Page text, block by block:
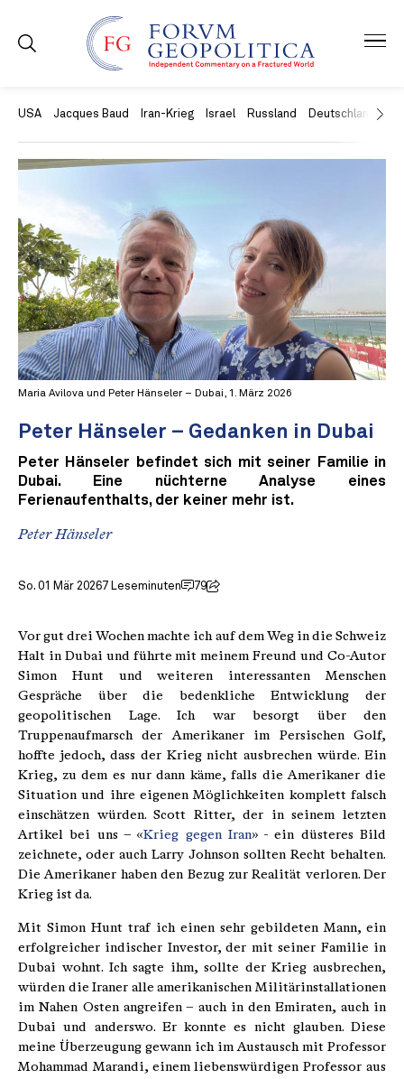
USA Jacques Baud Iran-Krieg Israel Russland Deutschland
Maria Avilova und Peter Hänseler – Dubai, 1. März 2026
Peter Hänseler – Gedanken in Dubai
Peter Hänseler befindet sich mit seiner Familie in
Dubai. Eine nüchterne Analyse eines
Ferienaufenthalts, der keiner mehr ist.
Peter Hänseler
So. 01 Mär 20267 Leseminuten 79
Vor gut drei Wochen machte ich auf dem Weg in die Schweiz
Halt in Dubai und führte mit meinem Freund und Co-Autor
Simon Hunt und weiteren interessanten Menschen
Gespräche über die bedenkliche Entwicklung der
geopolitischen Lage. Ich war besorgt über den
Truppenaufmarsch der Amerikaner im Persischen Golf,
hoffte jedoch, dass der Krieg nicht ausbrechen würde. Ein
Krieg, zu dem es nur dann käme, falls die Amerikaner die
Situation und ihre eigenen Möglichkeiten komplett falsch
einschätzen würden. Scott Ritter, der in seinem letzten
Artikel bei uns – «Krieg gegen Iran» - ein düsteres Bild
zeichnete, oder auch Larry Johnson sollten Recht behalten.
Die Amerikaner haben den Bezug zur Realität verloren. Der
Krieg ist da.
Mit Simon Hunt traf ich einen sehr gebildeten Mann, ein
erfolgreicher indischer Investor, der mit seiner Familie in
Dubai wohnt. Ich sagte ihm, sollte der Krieg ausbrechen,
würden die Iraner alle amerikanischen Militärinstallationen
im Nahen Osten angreifen – auch in den Emiraten, auch in
Dubai und anderswo. Er konnte es nicht glauben. Diese
meine Überzeugung gewann ich im Austausch mit Professor
Mohammad Marandi, einem liebenswürdigen Professor aus